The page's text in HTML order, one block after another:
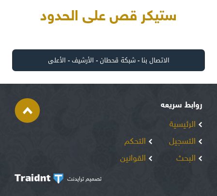
ستيكر قص على الحدود
الاتصال بنا -شبكة قحطان- الأرشيف- الأعلى
روابط سريعه
الرئيسية
التسجيل
البحث
التحكم
القوانين